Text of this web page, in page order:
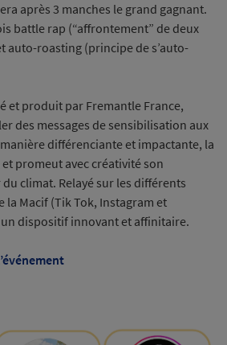
après 3 manches le grand gagnant.
battle rap (“affrontement” de deux
auto-roasting (principe de s’auto-
et produit par Fremantle France,
des messages de sensibilisation aux
différenciante et impactante, la
promeut avec créativité son
climat. Relayé sur les différents
la Macif (Tik Tok, Instagram et
dispositif innovant et affinitaire.